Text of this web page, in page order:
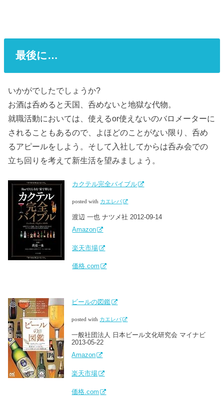
最後に…
いかがでしたでしょうか?
お酒は呑めると天国、呑めないと地獄な代物。
就職活動においては、使えるor使えないのバロメーターに
されることもあるので、よほどのことがない限り、呑め
るアピールをしよう。そして入社してからは呑み会での
立ち回りを考えて新生活を望みましょう。
カクテル完全バイブル
posted with カエレバ
渡辺 一也 ナツメ社 2012-09-14
Amazon
楽天市場
価格.com
ビールの図鑑
posted with カエレバ
一般社団法人 日本ビール文化研究会 マイナビ
2013-05-22
Amazon
楽天市場
価格.com